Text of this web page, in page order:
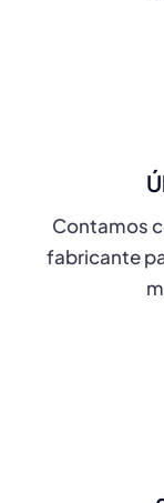
Contamos
fabricante